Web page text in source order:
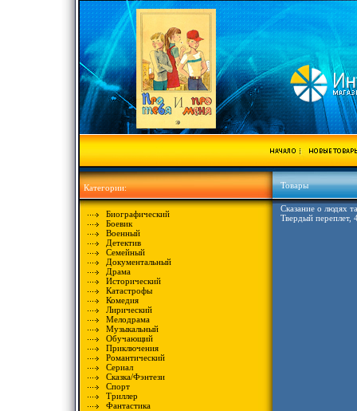
Категории:
Биографический
Боевик
Военный
Детектив
Семейный
Документальный
Драма
Исторический
Катастрофы
Комедия
Лирический
Мелодрама
Музыкальный
Обучающий
Приключения
Романтический
Сериал
Сказка/Фэнтези
Спорт
Триллер
Фантастика
Товары
Сказание о людях
Твердый